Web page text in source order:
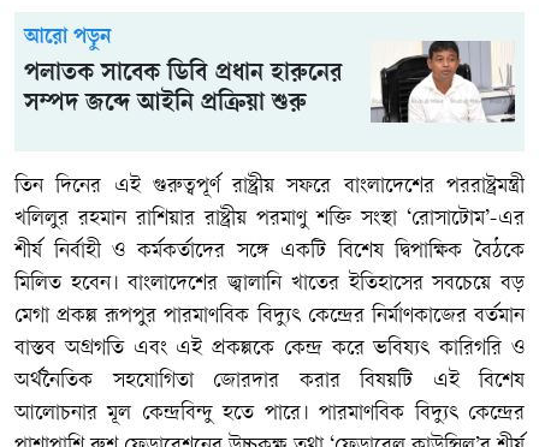
আরো পড়ুন
পলাতক সাবেক ডিবি প্রধান হারুনের
সম্পদ জব্দে আইনি প্রক্রিয়া শুরু
তিন দিনের এই গুরুত্বপূর্ণ রাষ্ট্রীয় সফরে বাংলাদেশের পররাষ্ট্রমন্ত্রী
খলিলুর রহমান রাশিয়ার রাষ্ট্রীয় পরমাণু শক্তি সংস্থা ‘রোসাটোম’-এর
শীর্ষ নির্বাহী ও কর্মকর্তাদের সঙ্গে একটি বিশেষ দ্বিপাক্ষিক বৈঠকে
মিলিত হবেন। বাংলাদেশের জ্বালানি খাতের ইতিহাসের সবচেয়ে বড়
মেগা প্রকল্প রূপপুর পারমাণবিক বিদ্যুৎ কেন্দ্রের নির্মাণকাজের বর্তমান
বাস্তব অগ্রগতি এবং এই প্রকল্পকে কেন্দ্র করে ভবিষ্যৎ কারিগরি ও
অর্থনৈতিক সহযোগিতা জোরদার করার বিষয়টি এই বিশেষ
আলোচনার মূল কেন্দ্রবিন্দু হতে পারে। পারমাণবিক বিদ্যুৎ কেন্দ্রের